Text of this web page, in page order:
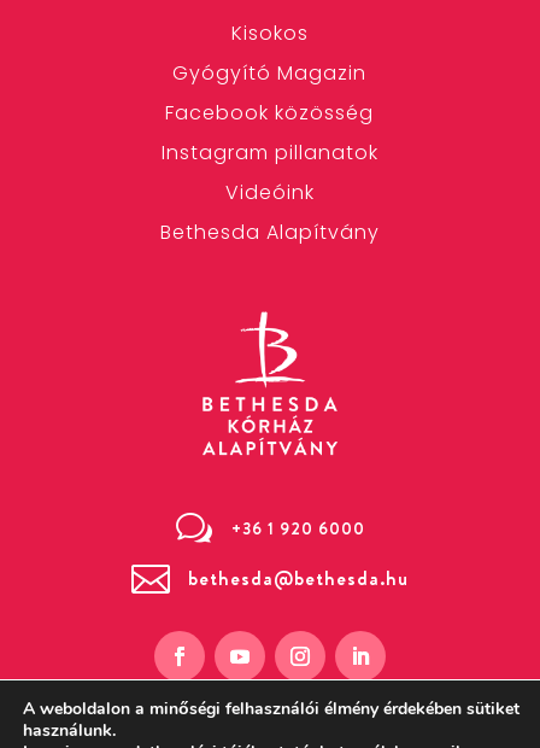
Kisokos
Gyógyító Magazin
Facebook közösség
Instagram pillanatok
Videóink
Bethesda Alapítvány
w +36 1 920 6000
 bethesda@bethesda.hu
A weboldalon a minőségi felhasználói élmény érdekében sütiket
használunk.